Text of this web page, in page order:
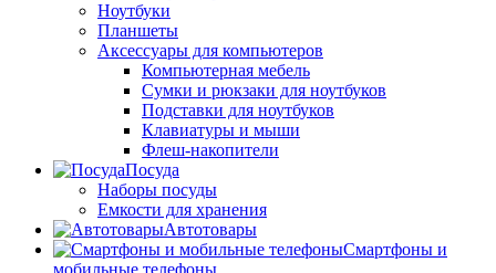
Ноутбуки
Планшеты
Аксессуары для компьютеров
Компьютерная мебель
Сумки и рюкзаки для ноутбуков
Подставки для ноутбуков
Клавиатуры и мыши
Флеш-накопители
Посуда
Наборы посуды
Емкости для хранения
Автотовары
Смартфоны и
мобильные телефоны